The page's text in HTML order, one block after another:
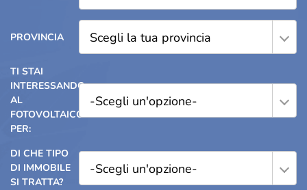
PROVINCIA Scegli la tua provincia
TI STAI
INTERESSANDO
AL
FOTOVOLTAICO
PER:
-Scegli un'opzione-
DI CHE TIPO
DI IMMOBILE
SI TRATTA?
-Scegli un'opzione-